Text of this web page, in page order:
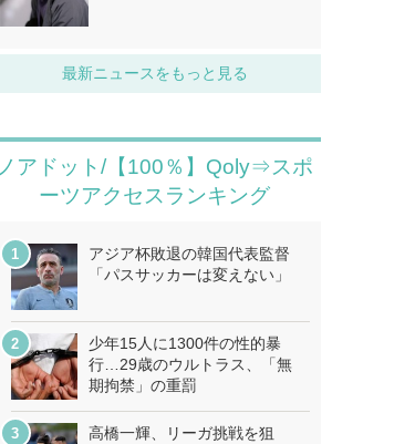
最新ニュースをもっと見る
ノアドット/【100％】Qoly⇒スポ
ーツアクセスランキング
アジア杯敗退の韓国代表監督
「パスサッカーは変えない」
少年15人に1300件の性的暴
行…29歳のウルトラス、「無
期拘禁」の重罰
高橋一輝、リーガ挑戦を狙